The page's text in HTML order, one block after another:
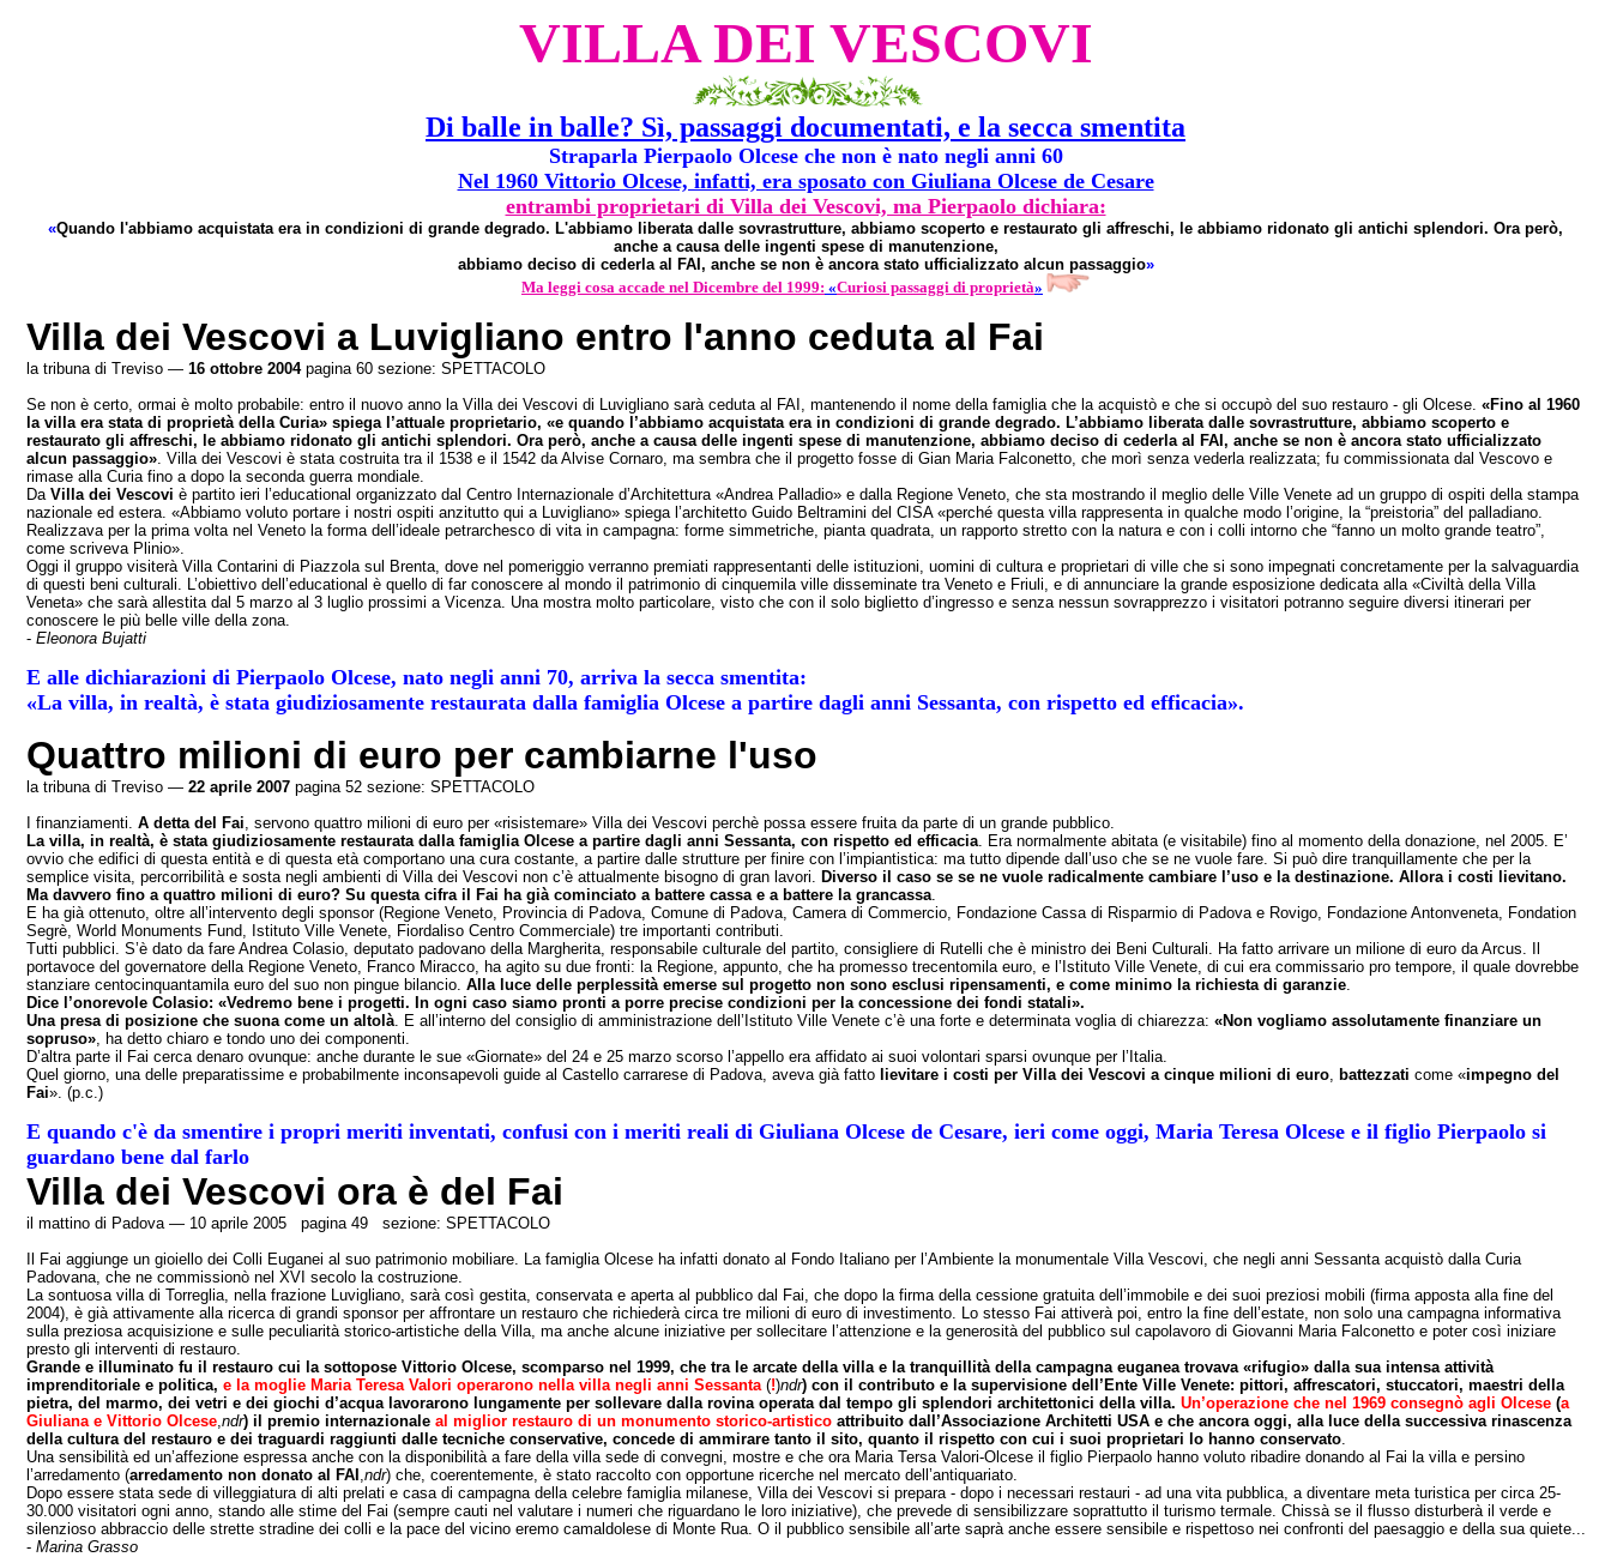
VILLA DEI VESCOVI
Di balle in balle? Sì, passaggi documentati, e la secca smentita
Straparla Pierpaolo Olcese che non è nato negli anni 60
Nel 1960 Vittorio Olcese, infatti, era sposato con Giuliana Olcese de Cesare
entrambi proprietari di Villa dei Vescovi, ma Pierpaolo dichiara:
«Quando l'abbiamo acquistata era in condizioni di grande degrado. L'abbiamo liberata dalle sovrastrutture, abbiamo scoperto e restaurato gli affreschi, le abbiamo ridonato gli antichi splendori. Ora però,
anche a causa delle ingenti spese di manutenzione,
abbiamo deciso di cederla al FAI, anche se non è ancora stato ufficializzato alcun passaggio»
Ma leggi cosa accade nel Dicembre del 1999: «Curiosi passaggi di proprietà»
Villa dei Vescovi a Luvigliano entro l'anno ceduta al Fai
la tribuna di Treviso — 16 ottobre 2004pagina 60 sezione: SPETTACOLO
Se non è certo, ormai è molto probabile: entro il nuovo anno la Villa dei Vescovi di Luvigliano sarà ceduta al FAI, mantenendo il nome della famiglia che la acquistò e che si occupò del suo restauro - gli Olcese. «Fino al 1960
la villa era stata di proprietà della Curia» spiega l’attuale proprietario, «e quando l’abbiamo acquistata era in condizioni di grande degrado. L’abbiamo liberata dalle sovrastrutture, abbiamo scoperto e
restaurato gli affreschi, le abbiamo ridonato gli antichi splendori. Ora però, anche a causa delle ingenti spese di manutenzione, abbiamo deciso di cederla al FAI, anche se non è ancora stato ufficializzato
alcun passaggio». Villa dei Vescovi è stata costruita tra il 1538 e il 1542 da Alvise Cornaro, ma sembra che il progetto fosse di Gian Maria Falconetto, che morì senza vederla realizzata; fu commissionata dal Vescovo e
rimase alla Curia fino a dopo la seconda guerra mondiale.
Da Villa dei Vescovi è partito ieri l’educational organizzato dal Centro Internazionale d’Architettura «Andrea Palladio» e dalla Regione Veneto, che sta mostrando il meglio delle Ville Venete ad un gruppo di ospiti della stampa
nazionale ed estera. «Abbiamo voluto portare i nostri ospiti anzitutto qui a Luvigliano» spiega l’architetto Guido Beltramini del CISA «perché questa villa rappresenta in qualche modo l’origine, la “preistoria” del palladiano.
Realizzava per la prima volta nel Veneto la forma dell’ideale petrarchesco di vita in campagna: forme simmetriche, pianta quadrata, un rapporto stretto con la natura e con i colli intorno che “fanno un molto grande teatro”,
come scriveva Plinio».
Oggi il gruppo visiterà Villa Contarini di Piazzola sul Brenta, dove nel pomeriggio verranno premiati rappresentanti delle istituzioni, uomini di cultura e proprietari di ville che si sono impegnati concretamente per la salvaguardia
di questi beni culturali. L’obiettivo dell’educational è quello di far conoscere al mondo il patrimonio di cinquemila ville disseminate tra Veneto e Friuli, e di annunciare la grande esposizione dedicata alla «Civiltà della Villa
Veneta» che sarà allestita dal 5 marzo al 3 luglio prossimi a Vicenza. Una mostra molto particolare, visto che con il solo biglietto d’ingresso e senza nessun sovrapprezzo i visitatori potranno seguire diversi itinerari per
conoscere le più belle ville della zona.
- Eleonora Bujatti
E alle dichiarazioni di Pierpaolo Olcese, nato negli anni 70, arriva la secca smentita:
«La villa, in realtà, è stata giudiziosamente restaurata dalla famiglia Olcese a partire dagli anni Sessanta, con rispetto ed efficacia».
Quattro milioni di euro per cambiarne l'uso
la tribuna di Treviso — 22 aprile 2007pagina 52 sezione: SPETTACOLO
I finanziamenti. A detta del Fai, servono quattro milioni di euro per «risistemare» Villa dei Vescovi perchè possa essere fruita da parte di un grande pubblico.
La villa, in realtà, è stata giudiziosamente restaurata dalla famiglia Olcese a partire dagli anni Sessanta, con rispetto ed efficacia. Era normalmente abitata (e visitabile) fino al momento della donazione, nel 2005. E’
ovvio che edifici di questa entità e di questa età comportano una cura costante, a partire dalle strutture per finire con l’impiantistica: ma tutto dipende dall’uso che se ne vuole fare. Si può dire tranquillamente che per la
semplice visita, percorribilità e sosta negli ambienti di Villa dei Vescovi non c’è attualmente bisogno di gran lavori. Diverso il caso se se ne vuole radicalmente cambiare l’uso e la destinazione. Allora i costi lievitano.
Ma davvero fino a quattro milioni di euro? Su questa cifra il Fai ha già cominciato a battere cassa e a battere la grancassa.
E ha già ottenuto, oltre all’intervento degli sponsor (Regione Veneto, Provincia di Padova, Comune di Padova, Camera di Commercio, Fondazione Cassa di Risparmio di Padova e Rovigo, Fondazione Antonveneta, Fondation
Segrè, World Monuments Fund, Istituto Ville Venete, Fiordaliso Centro Commerciale) tre importanti contributi.
Tutti pubblici. S’è dato da fare Andrea Colasio, deputato padovano della Margherita, responsabile culturale del partito, consigliere di Rutelli che è ministro dei Beni Culturali. Ha fatto arrivare un milione di euro da Arcus. Il
portavoce del governatore della Regione Veneto, Franco Miracco, ha agito su due fronti: la Regione, appunto, che ha promesso trecentomila euro, e l’Istituto Ville Venete, di cui era commissario pro tempore, il quale dovrebbe
stanziare centocinquantamila euro del suo non pingue bilancio. Alla luce delle perplessità emerse sul progetto non sono esclusi ripensamenti, e come minimo la richiesta di garanzie.
Dice l’onorevole Colasio: «Vedremo bene i progetti. In ogni caso siamo pronti a porre precise condizioni per la concessione dei fondi statali».
Una presa di posizione che suona come un altolà. E all’interno del consiglio di amministrazione dell’Istituto Ville Venete c’è una forte e determinata voglia di chiarezza: «Non vogliamo assolutamente finanziare un
sopruso», ha detto chiaro e tondo uno dei componenti.
D’altra parte il Fai cerca denaro ovunque: anche durante le sue «Giornate» del 24 e 25 marzo scorso l’appello era affidato ai suoi volontari sparsi ovunque per l’Italia.
Quel giorno, una delle preparatissime e probabilmente inconsapevoli guide al Castello carrarese di Padova, aveva già fatto lievitare i costi per Villa dei Vescovi a cinque milioni di euro, battezzati come «impegno del
Fai». (p.c.)
E quando c'è da smentire i propri meriti inventati, confusi con i meriti reali di Giuliana Olcese de Cesare, ieri come oggi, Maria Teresa Olcese e il figlio Pierpaolo si
guardano bene dal farlo
Villa dei Vescovi ora è del Fai
il mattino di Padova — 10 aprile 2005 pagina 49 sezione: SPETTACOLO
Il Fai aggiunge un gioiello dei Colli Euganei al suo patrimonio mobiliare. La famiglia Olcese ha infatti donato al Fondo Italiano per l’Ambiente la monumentale Villa Vescovi, che negli anni Sessanta acquistò dalla Curia
Padovana, che ne commissionò nel XVI secolo la costruzione.
La sontuosa villa di Torreglia, nella frazione Luvigliano, sarà così gestita, conservata e aperta al pubblico dal Fai, che dopo la firma della cessione gratuita dell’immobile e dei suoi preziosi mobili (firma apposta alla fine del
2004), è già attivamente alla ricerca di grandi sponsor per affrontare un restauro che richiederà circa tre milioni di euro di investimento. Lo stesso Fai attiverà poi, entro la fine dell’estate, non solo una campagna informativa
sulla preziosa acquisizione e sulle peculiarità storico-artistiche della Villa, ma anche alcune iniziative per sollecitare l’attenzione e la generosità del pubblico sul capolavoro di Giovanni Maria Falconetto e poter così iniziare
presto gli interventi di restauro.
Grande e illuminato fu il restauro cui la sottopose Vittorio Olcese, scomparso nel 1999, che tra le arcate della villa e la tranquillità della campagna euganea trovava «rifugio» dalla sua intensa attività
imprenditoriale e politica, e la moglie Maria Teresa Valori operarono nella villa negli anni Sessanta (!)ndr) con il contributo e la supervisione dell’Ente Ville Venete: pittori, affrescatori, stuccatori, maestri della
pietra, del marmo, dei vetri e dei giochi d’acqua lavorarono lungamente per sollevare dalla rovina operata dal tempo gli splendori architettonici della villa. Un’operazione che nel 1969 consegnò agli Olcese(a
Giuliana e Vittorio Olcese,ndr) il premio internazionale al miglior restauro di un monumento storico-artisticoattribuito dall’Associazione Architetti USA e che ancora oggi, alla luce della successiva rinascenza
della cultura del restauro e dei traguardi raggiunti dalle tecniche conservative, concede di ammirare tanto il sito, quanto il rispetto con cui i suoi proprietari lo hanno conservato.
Una sensibilità ed un’affezione espressa anche con la disponibilità a fare della villa sede di convegni, mostre e che ora Maria Tersa Valori-Olcese il figlio Pierpaolo hanno voluto ribadire donando al Fai la villa e persino
l’arredamento (arredamento non donato al FAI ,ndr) che, coerentemente, è stato raccolto con opportune ricerche nel mercato dell’antiquariato.
Dopo essere stata sede di villeggiatura di alti prelati e casa di campagna della celebre famiglia milanese, Villa dei Vescovi si prepara - dopo i necessari restauri - ad una vita pubblica, a diventare meta turistica per circa 25-
30.000 visitatori ogni anno, stando alle stime del Fai (sempre cauti nel valutare i numeri che riguardano le loro iniziative), che prevede di sensibilizzare soprattutto il turismo termale. Chissà se il flusso disturberà il verde e
silenzioso abbraccio delle strette stradine dei colli e la pace del vicino eremo camaldolese di Monte Rua. O il pubblico sensibile all’arte saprà anche essere sensibile e rispettoso nei confronti del paesaggio e della sua quiete...
- Marina Grasso